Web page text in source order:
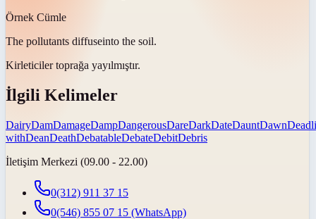
Örnek Cümle
The pollutants diffuseinto the soil.
Kirleticiler toprağa yayılmıştır.
İlgili Kelimeler
DairyDamDamageDampDangerousDareDarkDateDauntDawn
withDeanDeathDebatableDebateDebitDebris
İletişim Merkezi (09.00 - 22.00)
0(312) 911 37 15
0(546) 855 07 15 (WhatsApp)